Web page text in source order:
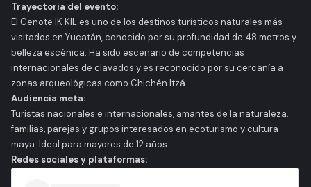
Trayectoria del evento:
El Cenote IK KIL es uno de los destinos turísticos naturales más
visitados en Yucatán, conocido por su profundidad de 48 metros y
belleza escénica. Ha sido escenario de competencias
internacionales de clavados y es reconocido por su cercanía a
zonas arqueológicas como Chichén Itzá.
Audiencia meta:
Turistas nacionales e internacionales, amantes de la naturaleza,
familias, parejas y grupos interesados en ecoturismo y cultura
maya. Ideal para mayores de 12 años.
Redes sociales y plataformas: